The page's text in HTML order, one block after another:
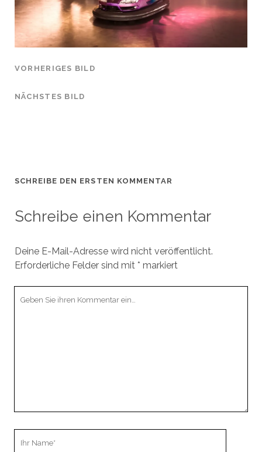
VORHERIGES BILD
NÄCHSTES BILD
SCHREIBE DEN ERSTEN KOMMENTAR
Schreibe einen Kommentar
Deine E-Mail-Adresse wird nicht veröffentlicht.
Erforderliche Felder sind mit * markiert